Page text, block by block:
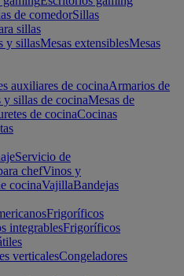
de comedorSillas
sillas
y sillasMesas extensiblesMesas
auxiliares de cocinaArmarios de
y sillas de cocinaMesas de
de cocinaCocinas
Servicio de
chefVinos y
cocinaVajillaBandejas
Frigoríficos
integrablesFrigoríficos
verticalesCongeladores